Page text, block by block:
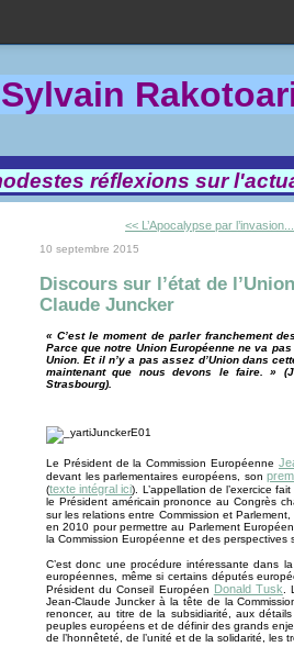
Rakotoa
réflexions sur
<< L’Apocalypse par l’invasion...
10 septembre 2015
Discours sur l’état de
Claude Juncker
« C’est le moment de parler franchement
Parce que notre Union Européenne ne va
Union. Et il n’y a pas assez d’Union dans
maintenant que nous devons le faire. »
Strasbourg).
Le Président de la Commission Européenne
devant les parlementaires européens, son
(texte intégral ici). L’appellation de l’exercice
le Président américain prononce au Congrès
sur les relations entre Commission et Parlement,
en 2010 pour permettre au Parlement
la Commission Européenne et des perspectives
C’est donc une procédure intéressante dans
européennes, même si certains députés
Président du Conseil Européen Donald Tusk .
Jean-Claude Juncker à la tête de la
renoncer, au titre de la subsidiarité, aux
peuples européens et de définir des grands
de l’honnêteté, de l’unité et de la solidarité, les